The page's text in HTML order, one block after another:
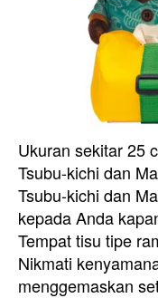
Ukuran sekitar 25
Tsubu-kichi dan
Tsubu-kichi dan
kepada Anda
Tempat tisu tipe
Nikmati
menggemaskan